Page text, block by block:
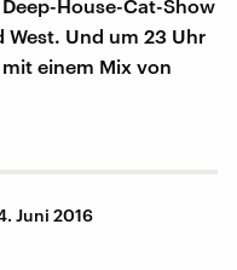
House-Cat-Show
West. Und um 23 Uhr
einem Mix von
Juni 2016